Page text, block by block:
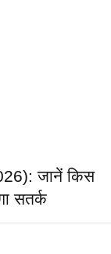
जानें किस
सतर्क